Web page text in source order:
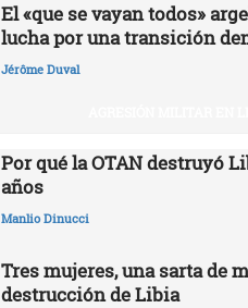
El «que se vayan todos»
lucha por una transición
Jérôme Duval
Por qué la OTAN destruyó
años‎
Manlio Dinucci
Tres mujeres, una sarta de
destrucción de Libia